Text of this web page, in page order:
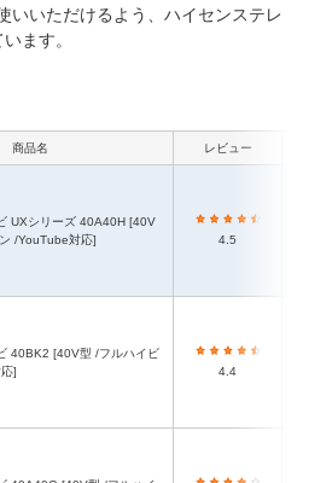
いいただけるよう、ハイセンステレ
ます。
商品名 レビュー
/YouTube対応]
4.5
]
4.4